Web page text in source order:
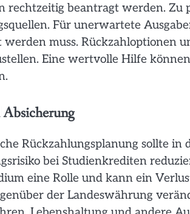
rechtzeitig beantragt werden.
Für unerwartete
werden muss. Rückzahloptionen
Eine wertvolle Hilfe können
Rückzahlungsplanung sollte in
bei Studienkrediten
eine Rolle und kann ein
der Landeswährung